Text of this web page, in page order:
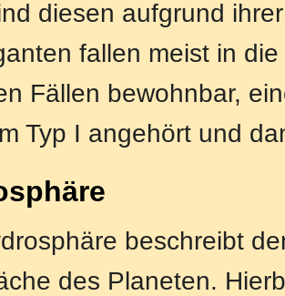
diesen aufgrund
fallen meist in
Fällen bewohnbar,
Typ I angehört und
beschreibt
des Planeten.